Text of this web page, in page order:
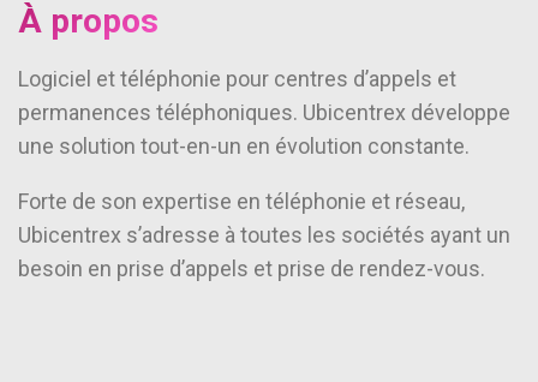
À propos
Logiciel et téléphonie pour centres d’appels et
permanences téléphoniques. Ubicentrex développe
une solution tout-en-un en évolution constante.
Forte de son expertise en téléphonie et réseau,
Ubicentrex s’adresse à toutes les sociétés ayant un
besoin en prise d’appels et prise de rendez-vous.